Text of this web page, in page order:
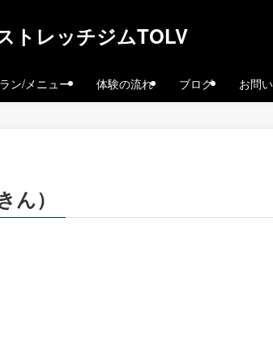
トレッチジムTOLV
ン/メニュー 体験の流れ ブログ お問
ん）